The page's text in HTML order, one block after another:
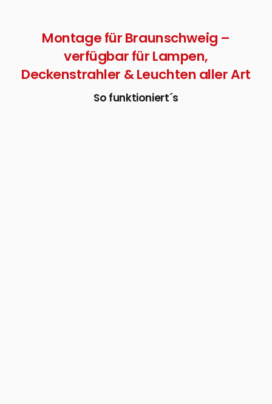
Montage für Braunschweig –
verfügbar für Lampen,
Deckenstrahler & Leuchten aller Art
So funktioniert´s